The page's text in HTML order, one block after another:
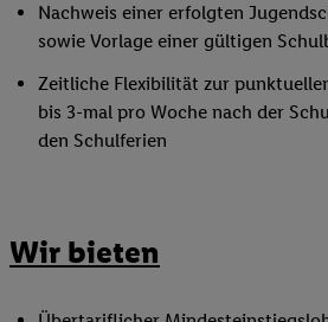
Nachweis einer erfolgten
sowie Vorlage einer gültigen
Zeitliche Flexibilität zur
bis 3-mal pro Woche nach der
den Schulferien
Wir bieten